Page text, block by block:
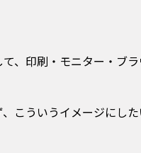
、印刷・モニター・ブ
こういうイメージにし